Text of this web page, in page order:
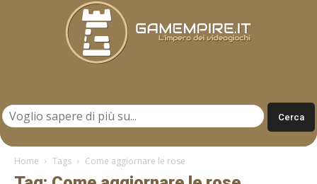
Home Tags Come aggiornare le rose